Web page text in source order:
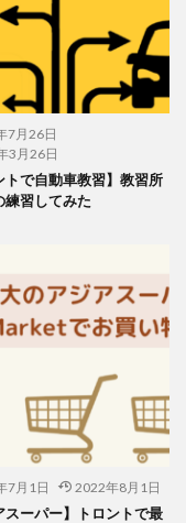
7月26日
3月26日
トで自動車教習】教習所
練習してみた
7月1日 2022年8月1日
スーパー】トロントで最